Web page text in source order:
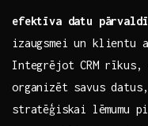
efektīva datu
izaugsmei un klientu
Integrējot⁢ CRM
organizēt savus
stratēģiskai ⁢lēmumu